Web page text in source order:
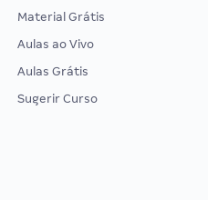
Material Grátis
Aulas ao Vivo
Aulas Grátis
Sugerir Curso